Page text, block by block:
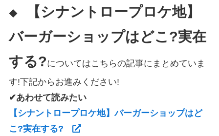
◆
【シナントロープロケ地】
バーガーショップはどこ?実在
する?についてはこちらの記事にまとめていま
す!下記からお進みください!
✔あわせて読みたい
【シナントロープロケ地】バーガーショップはど
こ?実在する?